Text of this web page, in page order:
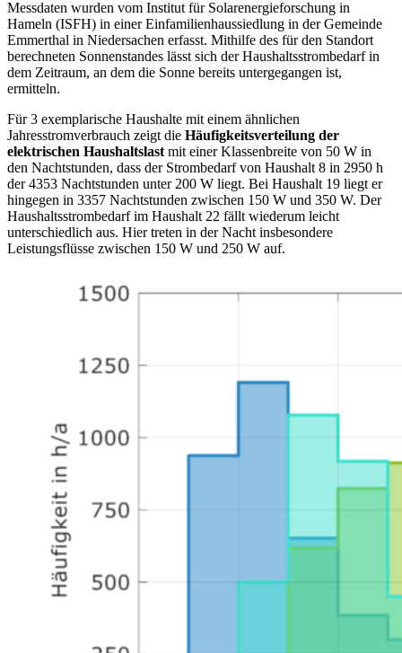
Messdaten wurden vom Institut für Solarenergieforschung in
Hameln (ISFH) in einer Einfamilienhaussiedlung in der Gemeinde
Emmerthal in Niedersachen erfasst. Mithilfe des für den Standort
berechneten Sonnenstandes lässt sich der Haushaltsstrombedarf in
dem Zeitraum, an dem die Sonne bereits untergegangen ist,
ermitteln.
Für 3 exemplarische Haushalte mit einem ähnlichen
Jahresstromverbrauch zeigt die Häufigkeitsverteilung der
elektrischen Haushaltslast mit einer Klassenbreite von 50 W in
den Nachtstunden, dass der Strombedarf von Haushalt 8 in 2950 h
der 4353 Nachtstunden unter 200 W liegt. Bei Haushalt 19 liegt er
hingegen in 3357 Nachtstunden zwischen 150 W und 350 W. Der
Haushaltsstrombedarf im Haushalt 22 fällt wiederum leicht
unterschiedlich aus. Hier treten in der Nacht insbesondere
Leistungsflüsse zwischen 150 W und 250 W auf.